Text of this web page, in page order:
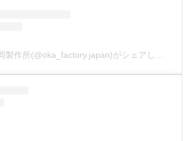
OKA FACTORY 岡製作所(@oka_factory.japan)がシェアした投稿